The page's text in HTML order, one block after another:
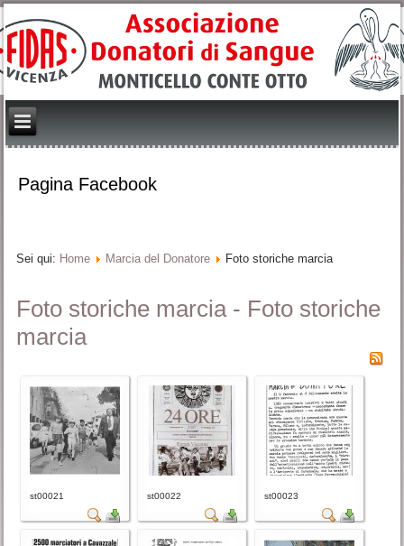
Pagina Facebook
Sei qui: Home Marcia del Donatore Foto storiche marcia
Foto storiche marcia - Foto storiche
marcia
st00021 st00022 st00023